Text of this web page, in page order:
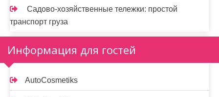
Садово-хозяйственные тележки: простой
транспорт груза
Информация для гостей
AutoCosmetiks